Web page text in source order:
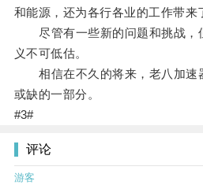
和能源，还为各行各业的工作带来
尽管有一些新的问题和挑战，
义不可低估。
相信在不久的将来，老八加速
或缺的一部分。
#3#
评论
游客